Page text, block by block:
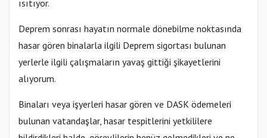
ısıtıyor.
Deprem sonrası hayatın normale dönebilme noktasında
hasar gören binalarla ilgili Deprem sigortası bulunan
yerlerle ilgili çalışmaların yavaş gittiği şikayetlerini
alıyorum.
Binaları veya işyerleri hasar gören ve DASK ödemeleri
bulunan vatandaşlar, hasar tespitlerini yetkililere